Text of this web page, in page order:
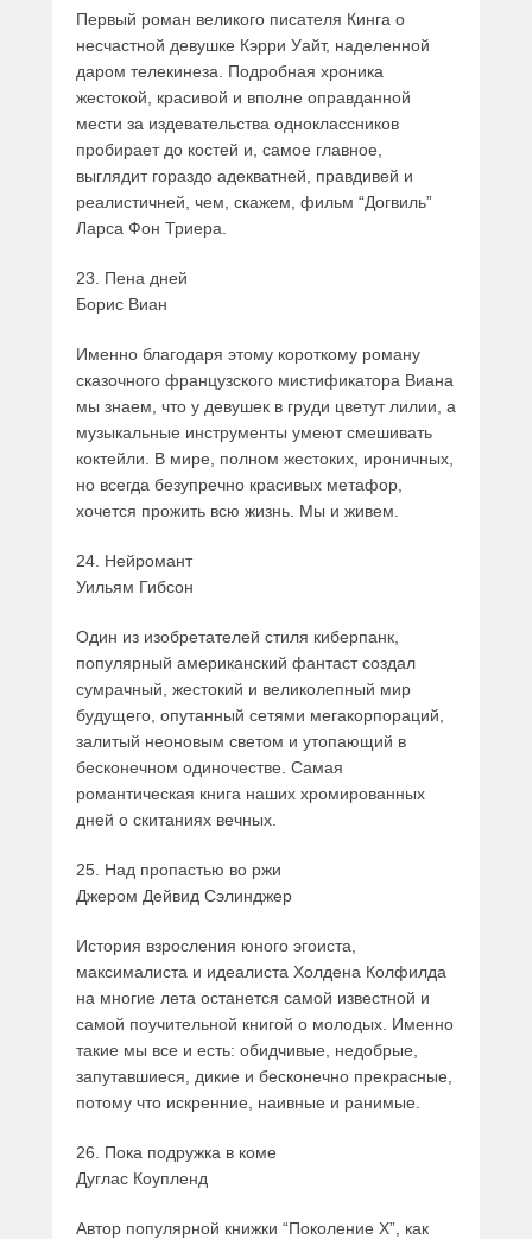
Первый роман великого писателя Кинга о
несчастной девушке Кэрри Уайт, наделенной
даром телекинеза. Подробная хроника
жестокой, красивой и вполне оправданной
мести за издевательства одноклассников
пробирает до костей и, самое главное,
выглядит гораздо адекватней, правдивей и
реалистичней, чем, скажем, фильм “Догвиль”
Ларса Фон Триера.
23. Пена дней
Борис Виан
Именно благодаря этому короткому роману
сказочного французского мистификатора Виана
мы знаем, что у девушек в груди цветут лилии, а
музыкальные инструменты умеют смешивать
коктейли. В мире, полном жестоких, ироничных,
но всегда безупречно красивых метафор,
хочется прожить всю жизнь. Мы и живем.
24. Нейромант
Уильям Гибсон
Один из изобретателей стиля киберпанк,
популярный американский фантаст создал
сумрачный, жестокий и великолепный мир
будущего, опутанный сетями мегакорпораций,
залитый неоновым светом и утопающий в
бесконечном одиночестве. Самая
романтическая книга наших хромированных
дней о скитаниях вечных.
25. Над пропастью во ржи
Джером Дейвид Сэлинджер
История взросления юного эгоиста,
максималиста и идеалиста Холдена Колфилда
на многие лета останется самой известной и
самой поучительной книгой о молодых. Именно
такие мы все и есть: обидчивые, недобрые,
запутавшиеся, дикие и бесконечно прекрасные,
потому что искренние, наивные и ранимые.
26. Пока подружка в коме
Дуглас Коупленд
Автор популярной книжки “Поколение Х”, как